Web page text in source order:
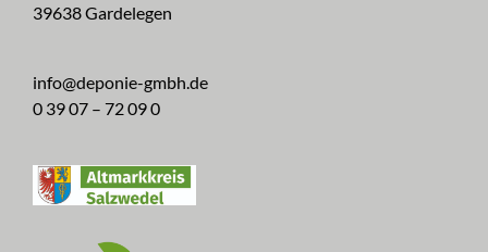
39638 Gardelegen
info@deponie-gmbh.de
0 39 07 – 72 09 0